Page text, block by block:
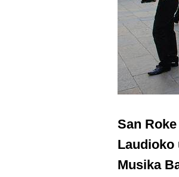
San
Laudioko
Musika